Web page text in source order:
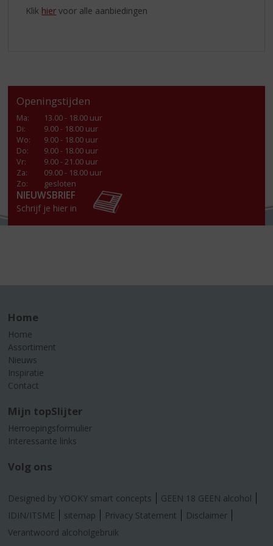
Klik hier voor alle aanbiedingen
Openingstijden
Ma:
13.00 - 18.00 uur
Di:
9.00 - 18.00 uur
Wo:
9.00 - 18.00 uur
Do:
9.00 - 18.00 uur
Vr:
9.00 - 21.00 uur
Za:
09.00 - 18.00 uur
Zo:
gesloten
NIEUWSBRIEF
Schrijf je hier in
Home
Home
Assortiment
Nieuws
Inspiratie
Contact
Mijn topSlijter
Herroepingsformulier
Interessante links
Volg ons
Designed by YOOKY smart concepts
GEEN 18 GEEN alcohol
IDIN/ITSME
sitemap Privacy Statement
Disclaimer
Verantwoord alcoholgebruik